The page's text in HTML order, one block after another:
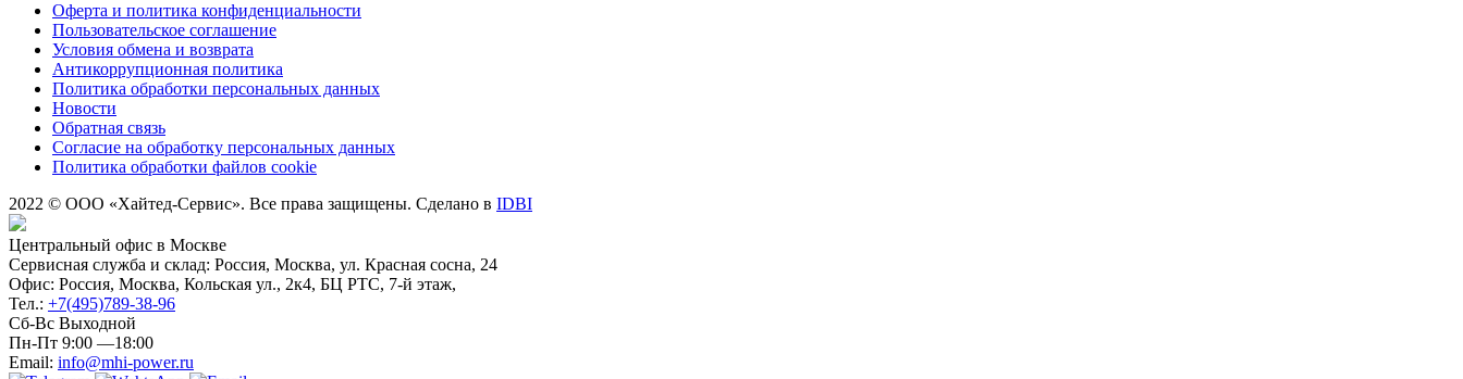
Оферта и политика конфиденциальности
Пользовательское соглашение
Условия обмена и возврата
Антикоррупционная политика
Политика обработки персональных данных
Новости
Обратная связь
Согласие на обработку персональных данных
Политика обработки файлов cookie
2022 © ООО «Хайтед-Сервис». Все права защищены. Сделано в IDBI
Центральный офис в Москве
Сервисная служба и склад: Россия, Москва, ул. Красная сосна, 24
Офис: Россия, Москва, Кольская ул., 2к4, БЦ РТС, 7-й этаж,
Тел.: +7(495)789-38-96
Сб-Вс Выходной
Пн-Пт 9:00 —18:00
Email: info@mhi-power.ru